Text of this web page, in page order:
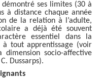
démontré ses limites (30 à
à distance chaque année
de la relation à l’adulte,
a déjà été souvent
essentiel dans la
à tout apprentissage (voir
socio-affective
Dussarps).